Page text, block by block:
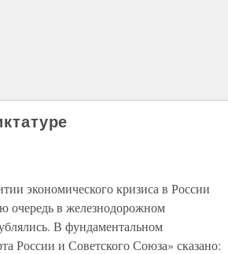
экономического кризиса в России
очередь в железнодорожном
В фундаментальном
России и Советского Союза» сказано: